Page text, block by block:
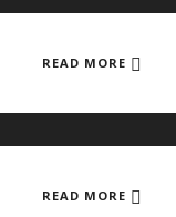
READ MORE
READ MORE